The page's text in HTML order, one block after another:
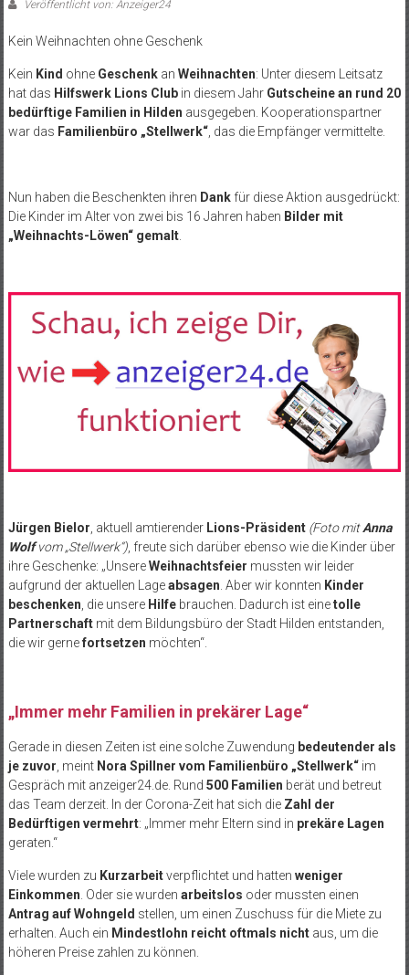
Veröffentlicht von: Anzeiger24
Kein Weihnachten ohne Geschenk
Kein Kind ohne Geschenkan Weihnachten: Unter diesem Leitsatz
hat das Hilfswerk Lions Clubin diesem Jahr Gutscheine an rund 20
bedürftige Familien in Hilden ausgegeben. Kooperationspartner
war das Familienbüro „Stellwerk“, das die Empfänger vermittelte.
Nun haben die Beschenkten ihren Dankfür diese Aktion ausgedrückt:
Die Kinder im Alter von zwei bis 16 Jahren haben Bilder mit
„Weihnachts-Löwen“ gemalt.
Jürgen Bielor , aktuell amtierender Lions-Präsident (Foto mitAnna
Wolfvom „Stellwerk“), freute sich darüber ebenso wie die Kinder über
ihre Geschenke: „UnsereWeihnachtsfeier mussten wir leider
aufgrund der aktuellen Lageabsagen . Aber wir konnten Kinder
beschenken , die unsere Hilfebrauchen. Dadurch ist einetolle
Partnerschaftmit dem Bildungsbüro der Stadt Hilden entstanden,
die wir gernefortsetzen möchten“.
„Immer mehr Familien in prekärer Lage“
Gerade in diesen Zeiten ist eine solche Zuwendung bedeutender als
je zuvor , meint Nora Spillner vom Familienbüro „Stellwerk“im
Gespräch mit anzeiger24.de. Rund 500 Familien berät und betreut
das Team derzeit. In der Corona-Zeit hat sich die Zahl der
Bedürftigen vermehrt: „Immer mehr Eltern sind in prekäre Lagen
geraten.“
Viele wurden zu Kurzarbeitverpflichtet und hatten weniger
Einkommen . Oder sie wurden arbeitslos oder mussten einen
Antrag auf Wohngeld stellen, um einen Zuschuss für die Miete zu
erhalten. Auch ein Mindestlohn reicht oftmals nichtaus, um die
höheren Preise zahlen zu können.